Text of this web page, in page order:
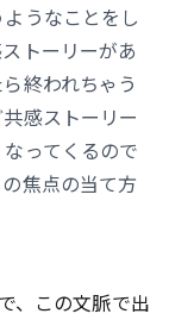
うなことをし
トーリーがあ
終われちゃう
感ストーリー
ってくるので
焦点の当て方
、この文脈で出